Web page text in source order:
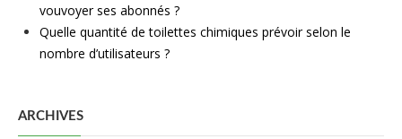
vouvoyer ses abonnés ?
Quelle quantité de toilettes chimiques prévoir selon le
nombre d’utilisateurs ?
ARCHIVES